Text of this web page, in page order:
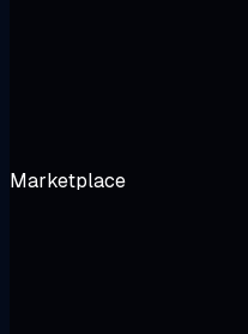
Marketplace